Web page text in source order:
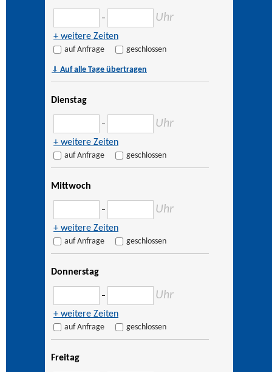
– Uhr
+ weitere Zeiten
auf Anfrage geschlossen
⇓ Auf alle Tage übertragen
Dienstag
– Uhr
+ weitere Zeiten
auf Anfrage geschlossen
Mittwoch
– Uhr
+ weitere Zeiten
auf Anfrage geschlossen
Donnerstag
– Uhr
+ weitere Zeiten
auf Anfrage geschlossen
Freitag